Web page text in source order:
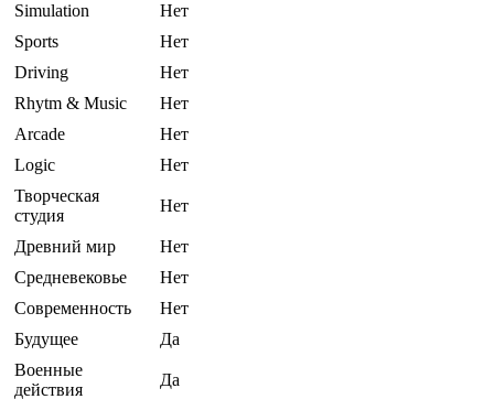
Simulation
Нет
Sports
Нет
Driving
Нет
Rhytm & Music
Нет
Arcade
Нет
Logic
Нет
Творческая
студия
Нет
Древний мир
Нет
Средневековье
Нет
Современность
Нет
Будущее
Да
Военные
действия
Да